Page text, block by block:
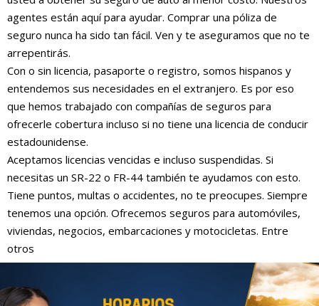
agentes están aquí para ayudar. Comprar una póliza de
seguro nunca ha sido tan fácil. Ven y te aseguramos que no te
arrepentirás.
Con o sin licencia, pasaporte o registro, somos hispanos y
entendemos sus necesidades en el extranjero. Es por eso
que hemos trabajado con compañías de seguros para
ofrecerle cobertura incluso si no tiene una licencia de conducir
estadounidense.
Aceptamos licencias vencidas e incluso suspendidas. Si
necesitas un SR-22 o FR-44 también te ayudamos con esto.
Tiene puntos, multas o accidentes, no te preocupes. Siempre
tenemos una opción. Ofrecemos seguros para automóviles,
viviendas, negocios, embarcaciones y motocicletas. Entre
otros